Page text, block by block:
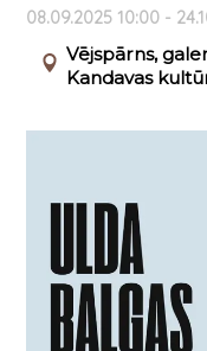
08.09.2025 10:00 -
Vējspārns,
Kandavas